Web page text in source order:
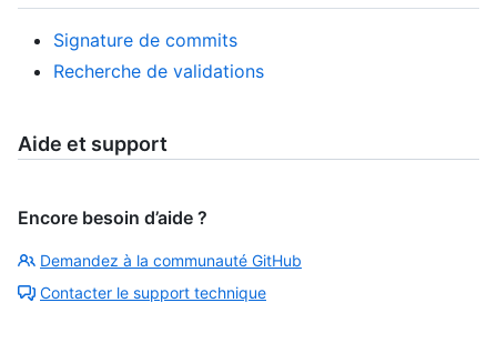
Signature de commits
Recherche de validations
Aide et support
Encore besoin d’aide ?
Demandez à la communauté GitHub
Contacter le support technique